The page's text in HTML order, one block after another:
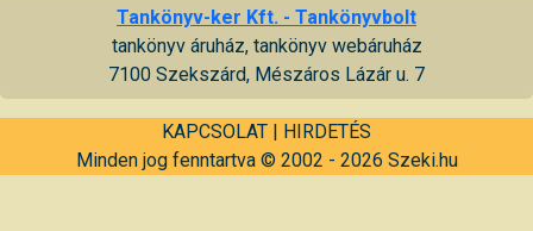
Tankönyv-ker Kft. - Tankönyvbolt
tankönyv áruház, tankönyv webáruház
7100 Szekszárd, Mészáros Lázár u. 7
KAPCSOLAT | HIRDETÉS
Minden jog fenntartva © 2002 - 2026 Szeki.hu